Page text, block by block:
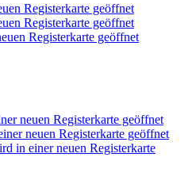
Registerkarte geöffnet
Registerkarte geöffnet
Registerkarte geöffnet
neuen Registerkarte geöffnet
neuen Registerkarte geöffnet
in einer neuen Registerkarte